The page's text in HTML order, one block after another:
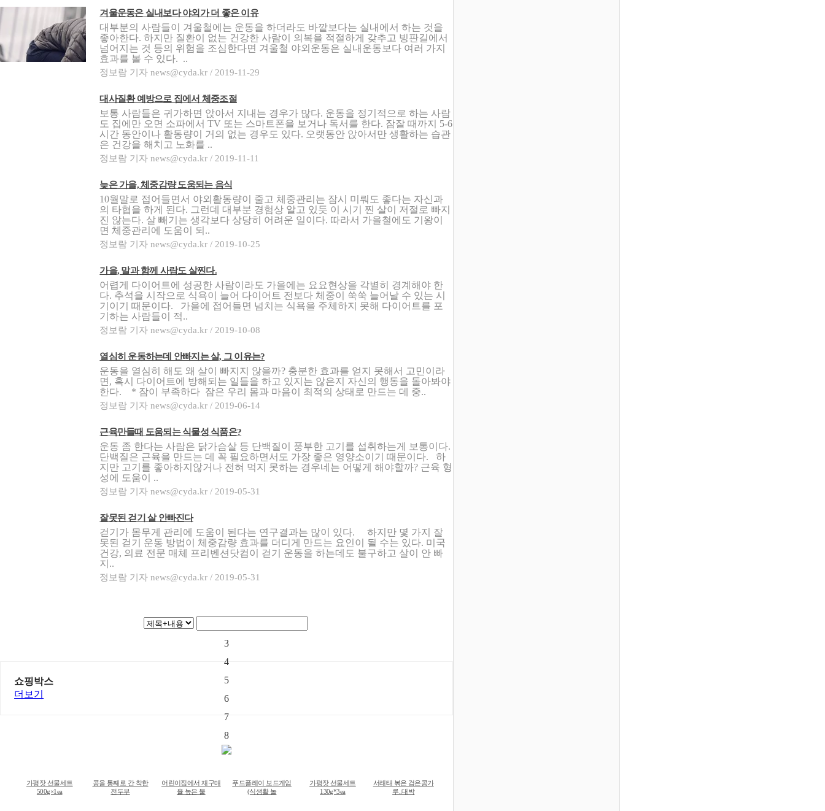
겨울운동은 실내보다 야외가 더 좋은 이유
대부분의 사람들이 겨울철에는 운동을 하더라도 바깥보다는 실내에서 하는 것을
좋아한다. 하지만 질환이 없는 건강한 사람이 의복을 적절하게 갖추고 빙판길에서
넘어지는 것 등의 위험을 조심한다면 겨울철 야외운동은 실내운동보다 여러 가지
효과를 볼 수 있다. ..
정보람 기자 news@cyda.kr / 2019-11-29
대사질환 예방으로 집에서 체중조절
보통 사람들은 귀가하면 앉아서 지내는 경우가 많다. 운동을 정기적으로 하는 사람
도 집에만 오면 소파에서 TV 또는 스마트폰을 보거나 독서를 한다. 잠잘 때까지 5-6
시간 동안이나 활동량이 거의 없는 경우도 있다. 오랫동안 앉아서만 생활하는 습관
은 건강을 해치고 노화를 ..
정보람 기자 news@cyda.kr / 2019-11-11
늦은 가을, 체중감량 도움되는 음식
10월말로 접어들면서 야외활동량이 줄고 체중관리는 잠시 미뤄도 좋다는 자신과
의 타협을 하게 된다. 그런데 대부분 경험상 알고 있듯 이 시기 찐 살이 저절로 빠지
진 않는다. 살 빼기는 생각보다 상당히 어려운 일이다. 따라서 가을철에도 기왕이
면 체중관리에 도움이 되..
정보람 기자 news@cyda.kr / 2019-10-25
가을, 말과 함께 사람도 살찐다.
어렵게 다이어트에 성공한 사람이라도 가을에는 요요현상을 각별히 경계해야 한
다. 추석을 시작으로 식욕이 늘어 다이어트 전보다 체중이 쑥쑥 늘어날 수 있는 시
기이기 때문이다. 가을에 접어들면 넘치는 식욕을 주체하지 못해 다이어트를 포
기하는 사람들이 적..
정보람 기자 news@cyda.kr / 2019-10-08
열심히 운동하는데 안빠지는 살, 그 이유는?
운동을 열심히 해도 왜 살이 빠지지 않을까? 충분한 효과를 얻지 못해서 고민이라
면, 혹시 다이어트에 방해되는 일들을 하고 있지는 않은지 자신의 행동을 돌아봐야
한다. * 잠이 부족하다 잠은 우리 몸과 마음이 최적의 상태로 만드는 데 중..
정보람 기자 news@cyda.kr / 2019-06-14
근육만들때 도움되는 식물성 식품은?
운동 좀 한다는 사람은 닭가슴살 등 단백질이 풍부한 고기를 섭취하는게 보통이다.
단백질은 근육을 만드는 데 꼭 필요하면서도 가장 좋은 영양소이기 때문이다. 하
지만 고기를 좋아하지않거나 전혀 먹지 못하는 경우네는 어떻게 해야할까? 근육 형
성에 도움이 ..
정보람 기자 news@cyda.kr / 2019-05-31
잘못된 걷기 살 안빠진다
걷기가 몸무게 관리에 도움이 된다는 연구결과는 많이 있다. 하지만 몇 가지 잘
못된 걷기 운동 방법이 체중감량 효과를 더디게 만드는 요인이 될 수는 있다. 미국
건강, 의료 전문 매체 프리벤션닷컴이 걷기 운동을 하는데도 불구하고 살이 안 빠
지..
정보람 기자 news@cyda.kr / 2019-05-31
3
4
5
6
7
8
쇼핑박스
더보기
가평잣 선물세트
500g×1ea
콩을 통째로 간 착한
전두부
어린이집에서 재구매
율 높은 물
푸드플레이 보드게임
(식생활 놀
가평잣 선물세트
130g*3ea
서래태 볶은 검은콩가
루..대박